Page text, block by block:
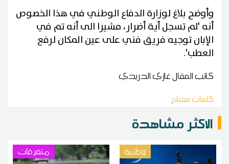
وأوضح بلاغ لوزارة الدفاع الوطني في هذا الخصوص
أنه 'لم تسجل أية أضرار، مشيرا الى أنه تم في
الإبان توجيه فريق فني على عين المكان لرفع
العطب'.
كاتب المقالغازي الدريدي
كلمات مفتاح
الاكثر مشاهدة
وطنية متفرقات